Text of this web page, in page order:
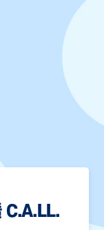
C.A.LL.